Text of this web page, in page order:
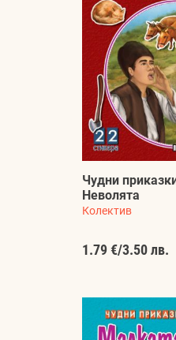
Чудни
Неволята
Колектив
1.79 €/3.50 лв.